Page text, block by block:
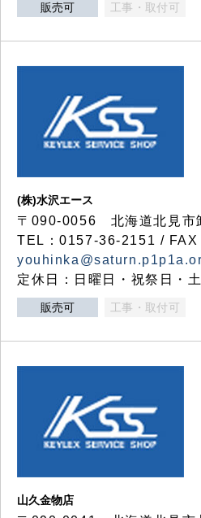
販売可 工事・取付可
(株)水沢エース
〒090-0056 北海道北見市
TEL：0157-36-2151 /
定休日：日曜日・祝祭日・
販売可 工事・取付可
山久金物店